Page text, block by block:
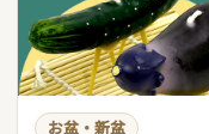
お盆・新盆